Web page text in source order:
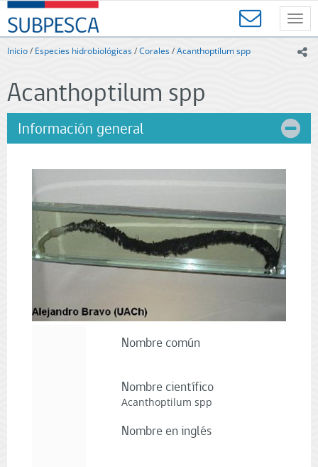
Contenido
principal
SUBPESCA
-
Subsecretaría
y
Acuicultura
-
Gobierno
de
Inicio/ Especies hidrobiológicas/Corales/Acanthoptilum spp
Acanthoptilum spp
Información general
Nombre común
Nombre científico
Acanthoptilum spp
Nombre en inglés